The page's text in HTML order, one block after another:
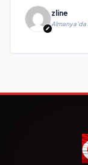
zline
Almanya’da